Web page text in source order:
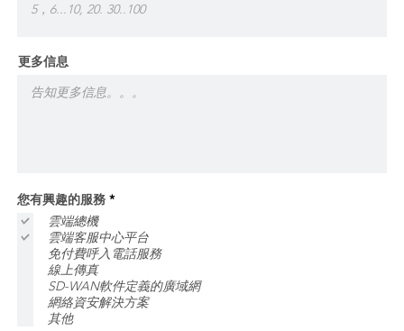
您有興趣的服務 *必
雲端總機
雲端客服中心平台
免付費呼入電話服務
線上傳真
SD-WAN軟件定義的廣域網
網絡資安解決方案
其他
更多信息